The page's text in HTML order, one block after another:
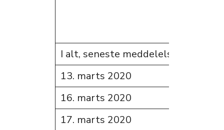
I alt, seneste meddelelse
13. marts 2020
16. marts 2020
17. marts 2020